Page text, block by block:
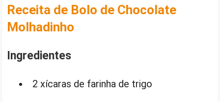
Receita de Bolo de Chocolate
Molhadinho
Ingredientes
2 xícaras de farinha de trigo